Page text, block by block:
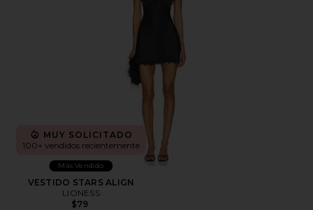
MUY SOLICITADO
100+ vendidos recientemente
Más Vendido
VESTIDO STARS ALIGN
LIONESS
$79